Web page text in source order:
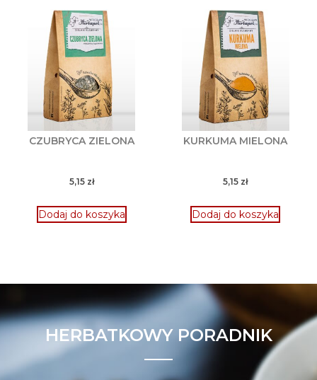
CZUBRYCA ZIELONA
5,15 zł
Dodaj do koszyka
KURKUMA MIELONA
5,15 zł
Dodaj do koszyka
HERBATKOWY PORADNIK